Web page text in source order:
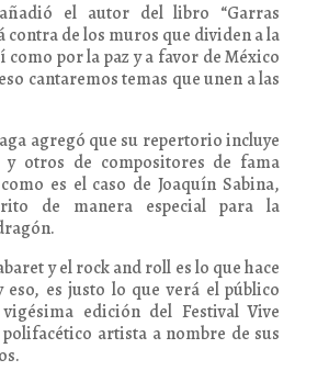
el autor del libro “Garras
contra de los muros que dividen a la
por la paz y a favor de México
cantaremos temas que unen a las
agregó que su repertorio incluye
y otros de compositores de fama
es el caso de Joaquín Sabina,
de manera especial para la
y el rock and roll es lo que hace
eso, es justo lo que verá el público
edición del Festival Vive
artista a nombre de sus